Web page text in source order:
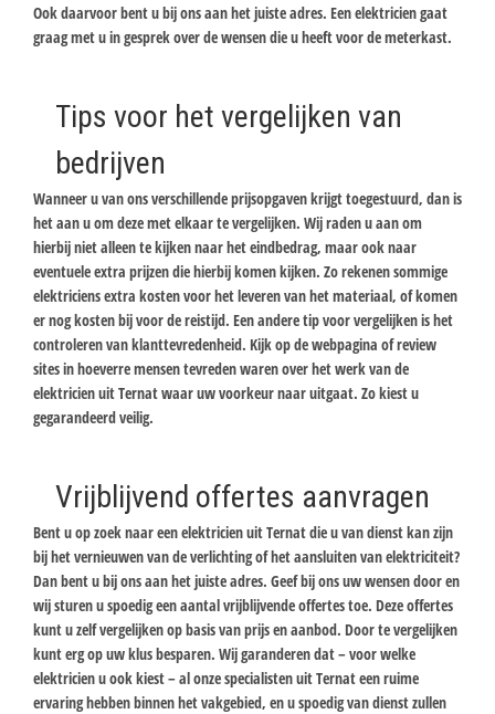
Ook daarvoor bent u bij ons aan het juiste adres. Een elektricien gaat
graag met u in gesprek over de wensen die u heeft voor de meterkast.
Tips voor het vergelijken van
bedrijven
Wanneer u van ons verschillende prijsopgaven krijgt toegestuurd, dan is
het aan u om deze met elkaar te vergelijken. Wij raden u aan om
hierbij niet alleen te kijken naar het eindbedrag, maar ook naar
eventuele extra prijzen die hierbij komen kijken. Zo rekenen sommige
elektriciens extra kosten voor het leveren van het materiaal, of komen
er nog kosten bij voor de reistijd. Een andere tip voor vergelijken is het
controleren van klanttevredenheid. Kijk op de webpagina of review
sites in hoeverre mensen tevreden waren over het werk van de
elektricien uit Ternat waar uw voorkeur naar uitgaat. Zo kiest u
gegarandeerd veilig.
Vrijblijvend offertes aanvragen
Bent u op zoek naar een elektricien uit Ternat die u van dienst kan zijn
bij het vernieuwen van de verlichting of het aansluiten van elektriciteit?
Dan bent u bij ons aan het juiste adres. Geef bij ons uw wensen door en
wij sturen u spoedig een aantal vrijblijvende offertes toe. Deze offertes
kunt u zelf vergelijken op basis van prijs en aanbod. Door te vergelijken
kunt erg op uw klus besparen. Wij garanderen dat – voor welke
elektricien u ook kiest – al onze specialisten uit Ternat een ruime
ervaring hebben binnen het vakgebied, en u spoedig van dienst zullen